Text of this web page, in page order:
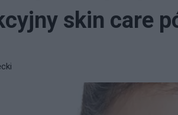
skin care